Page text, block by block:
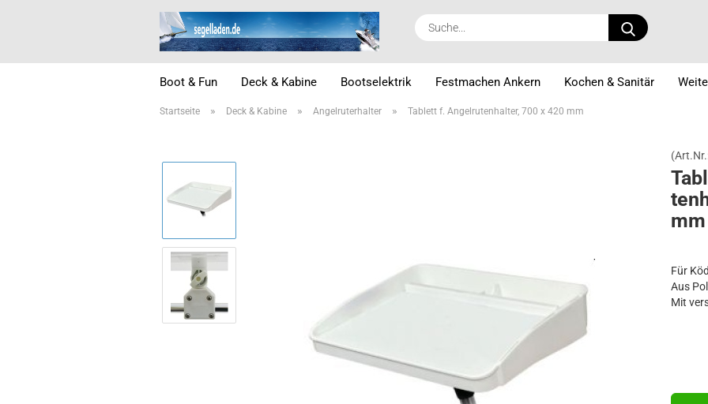
Suche...
Boot & Fun Deck & Kabine Bootselektrik Festmachen Ankern Kochen & Sanitär
Startseite » Deck & Kabine » Angelruterhalter » Tablett f. Angelrutenhalter, 700 x 420 mm
mm
Für
Aus
Mit